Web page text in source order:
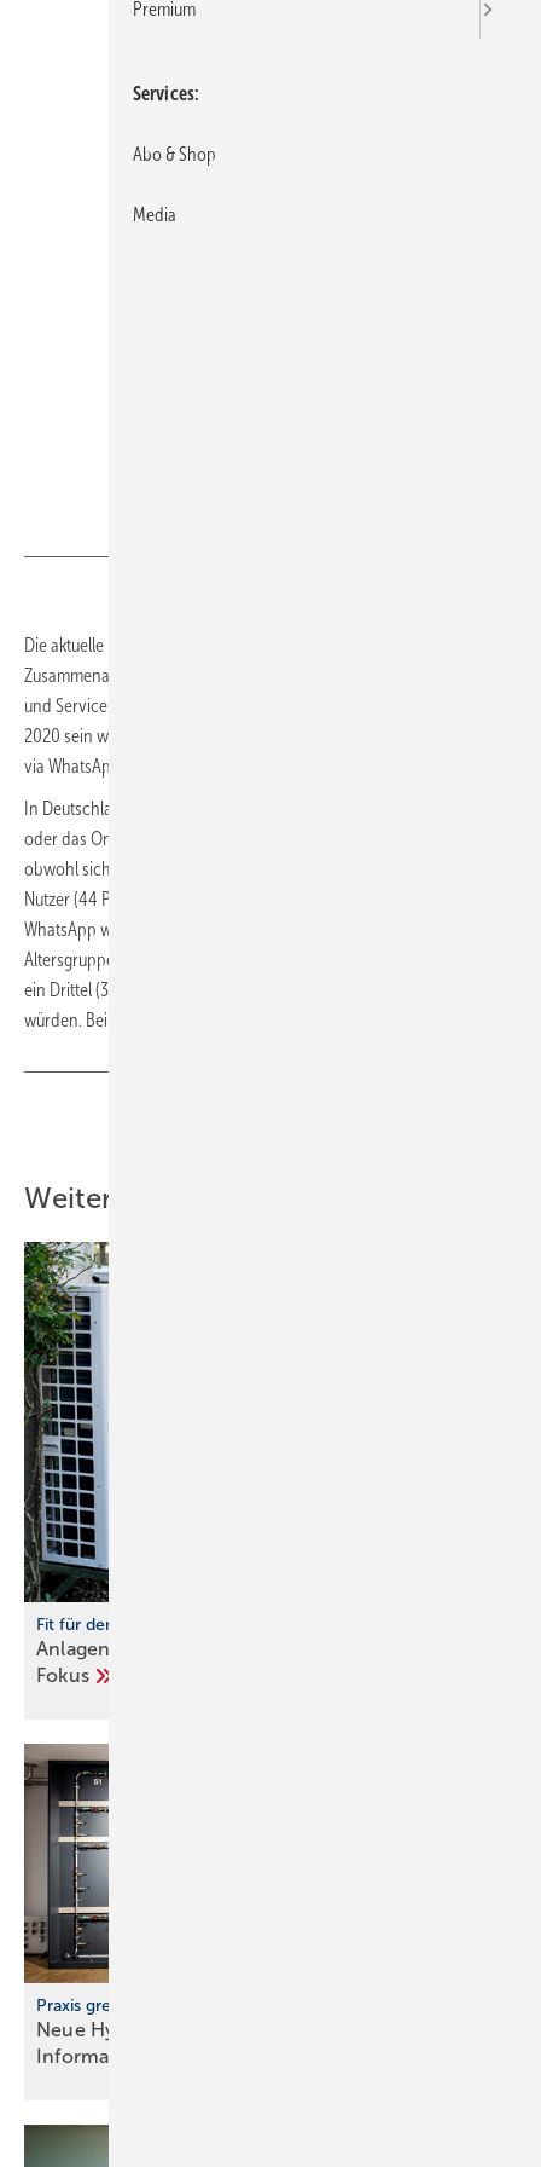
Die aktuelle repräsentative Studie von MessengerPeople in
Zusammenarbeit mit YouGov zeigt, dass der Dialog mit dem Kunden
und Service via WhatsApp das Trend-thema im Messenger Marketing
2020 sein wird. Jeder zweite Deutsche wünscht sich Kundenservice
via WhatsApp.
In Deutschland dominieren aktuell immer noch die Telefon-Hotline
oder das Online-Kontaktformular die Kundenservice-Welt. Und dass,
obwohl sich laut YouGov-Studie fast jeder zweite deutsche WhatsApp-
Nutzer (44 Prozent) die Kommunikation mit Unternehmen via
WhatsApp wünscht. Interessant dabei: Die Nachfrage umfasst alle
Altersgruppen; selbst bei den über 55-Jährigen sind es noch knapp
ein Drittel (31 Prozent), die Messenger als Service-Kanal bevorzugen
würden. Bei den Jugendlichen sind es sogar über 50 Prozent.
Weitere Inhalte
Fit für den Einbau von Wärmepumpen
Anlagenhydraulik und Trinkwassererwärmung im
Fokus
Praxis greifbar erleben
Neue Hydraulikwand im Geberit
Informationszentrum
Premium
Services
Abo & Shop
Media